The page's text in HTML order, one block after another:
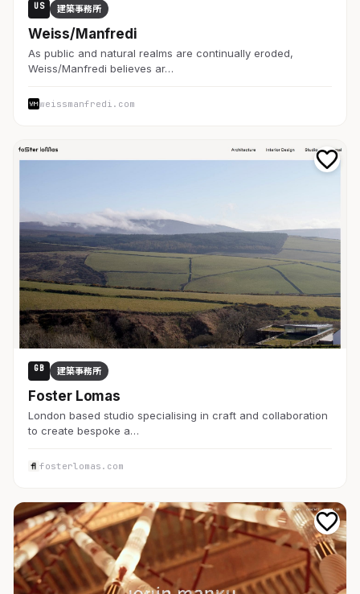
US 建築事務所
Weiss/Manfredi
As public and natural realms are continually eroded,
Weiss/Manfredi believes ar…
weissmanfredi.com
GB 建築事務所
Foster Lomas
London based studio specialising in craft and collaboration
to create bespoke a…
fosterlomas.com